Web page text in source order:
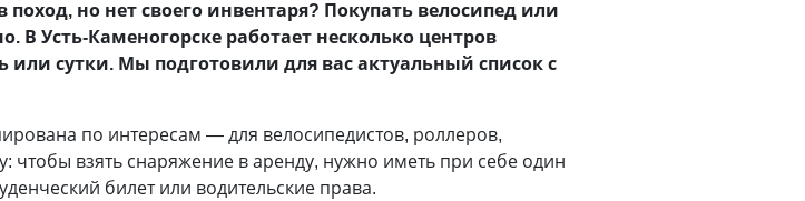
но нет своего инвентаря? Покупать велосипед или
В Усть-Каменогорске работает несколько центров
или сутки. Мы подготовили для вас актуальный список с
по интересам — для велосипедистов, роллеров,
чтобы взять снаряжение в аренду, нужно иметь при себе один
билет или водительские права.